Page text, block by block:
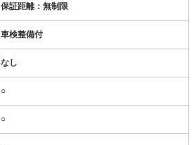
保証距離：無制限
車検整備付
なし
○
○